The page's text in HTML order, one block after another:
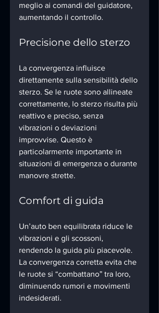
meglio ai comandi del guidatore,
aumentando il controllo.
Precisione dello sterzo
La convergenza influisce
direttamente sulla sensibilità dello
sterzo. Se le ruote sono allineate
correttamente, lo sterzo risulta più
reattivo e preciso, senza
vibrazioni o deviazioni
improvvise. Questo è
particolarmente importante in
situazioni di emergenza o durante
manovre strette.
Comfort di guida
Un’auto ben equilibrata riduce le
vibrazioni e gli scossoni,
rendendo la guida più piacevole.
La convergenza corretta evita che
le ruote si “combattano” tra loro,
diminuendo rumori e movimenti
indesiderati.